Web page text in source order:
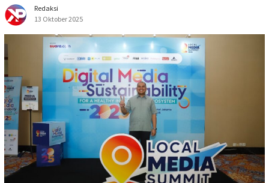
Redaksi
13 Oktober 2025